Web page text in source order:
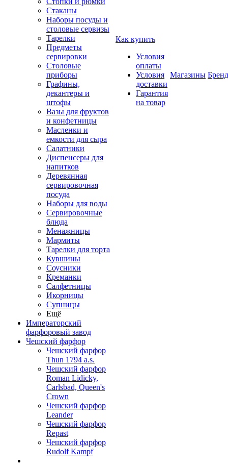
Стаканы
Наборы посуды и
столовые сервизы
Тарелки
Предметы
сервировки
Столовые
приборы
Графины,
декантеры и
штофы
Вазы для фруктов
и конфетницы
Масленки и
емкости для сыра
Салатники
Диспенсеры для
напитков
Деревянная
сервировочная
посуда
Наборы для воды
Сервировочные
блюда
Менажницы
Мармиты
Тарелки для торта
Кувшины
Соусники
Креманки
Салфетницы
Икорницы
Супницы
Ещё
Императорский
фарфоровый завод
Чешский фарфор
Чешский фарфор
Thun 1794 a.s.
Чешский фарфор
Roman Lidicky,
Carlsbad, Queen's
Crown
Чешский фарфор
Leander
Чешский фарфор
Repast
Чешский фарфор
Rudolf Kampf
Как купить
Условия
оплаты
Условия
доставки
Гарантия
на товар
Магазины